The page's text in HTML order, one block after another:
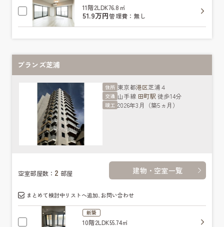
11階2LDK76.8㎡
51.9万円管理費：無し
ブランズ芝浦
住所 東京都港区芝浦４
交通 山手線 田町駅 徒歩14分
竣工 2026年3月（築5ヵ月）
空室部屋数： 2 部屋 建物・空室一覧
まとめて検討中リストへ追加､お問い合わせ
新築
10階2LDK55.74㎡